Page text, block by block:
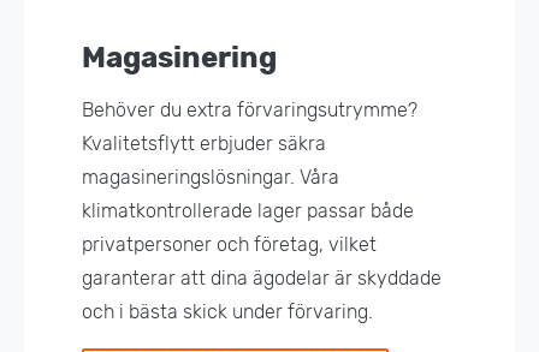
Magasinering
Behöver du extra förvaringsutrymme?
Kvalitetsflytt erbjuder säkra
magasineringslösningar. Våra
klimatkontrollerade lager passar både
privatpersoner och företag, vilket
garanterar att dina ägodelar är skyddade
och i bästa skick under förvaring.